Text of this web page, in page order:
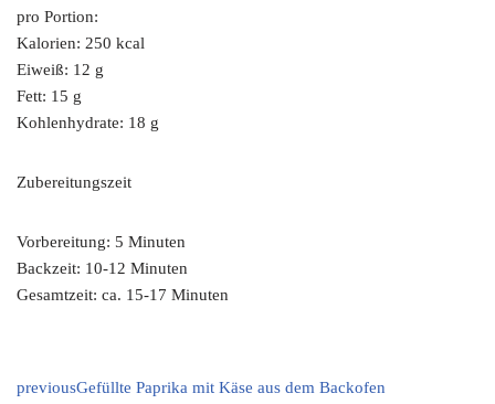
pro Portion:
Kalorien: 250 kcal
Eiweiß: 12 g
Fett: 15 g
Kohlenhydrate: 18 g
Zubereitungszeit
Vorbereitung: 5 Minuten
Backzeit: 10-12 Minuten
Gesamtzeit: ca. 15-17 Minuten
previousGefüllte Paprika mit Käse aus dem Backofen